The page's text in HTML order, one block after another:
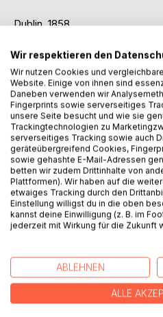
Dublin, 1858.
Emilia Pierce is expected to
of her station is trained for:
the season ends.
But something is wrong. The
Reality bends at the edges, like
from. Unanswered mysteries
halls and whispered
knows finally breaks apart, and
space.
On the other side, a new world
and darker than anything Emilia
Sometimes you have to lose
And the question is no longer
whether she will find herself or
AUTOR/IN
PRESSESTIMMEN
Wir respektieren den
Wir nutzen Cookies und
Website. Einige von ihnen sind
Daneben verwenden wir
Fingerprints sowie serverseitiges
unsere Seite besucht und wie sie
Trackingtechnologien zu
serverseitiges Tracking sowie auch
geräteübergreifend Cookies,
sowie gehashte E-Mail-Adressen
betten wir zudem Drittinhalte von
Plattformen). Wir haben auf die
etwaiges Tracking durch den
Einstellung willigst du in die oben
kannst deine Einwilligung (z. B. im
jederzeit mit Wirkung für die Zukunft
ABLEHNEN
ALLE